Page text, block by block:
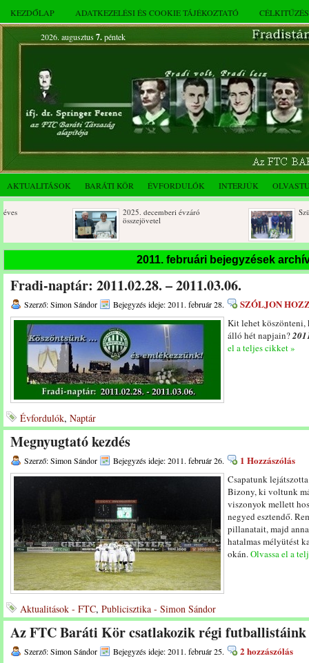
KEZDŐLAP ADATKEZELÉSI ÉS COOKIE TÁJÉKOZTATÓ
2026. augusztus 7.péntek
AKTUALITÁSOK BARÁTI KÖR ÉVFORDULÓK INTERJÚK
2025. decemberi évzáró
összejövetel
Születésnapi
2011. februári bejegyzések
Fradi-naptár: 2011.02.28. – 2011.03.06.
Szerző: Simon Sándor Bejegyzés ideje: 2011. február 28. SZÓLJON
Kit lehet köszönteni,
álló hét napjain?
el a teljes cikket »
Évfordulók, Naptár
Megnyugtató kezdés
Szerző: Simon Sándor Bejegyzés ideje: 2011. február 26. 1 Hozzászólás
Csapatunk
Bizony, ki voltunk
viszonyok mellett
negyed esztendő.
pillanatait, majd
hatalmas mélyütést
okán.Olvassa el a
Aktualitások - FTC, Publicisztika - Simon Sándor
Az FTC Baráti Kör csatlakozik régi futballistáink
Szerző: Simon Sándor Bejegyzés ideje: 2011. február 25. 2 hozzászólás